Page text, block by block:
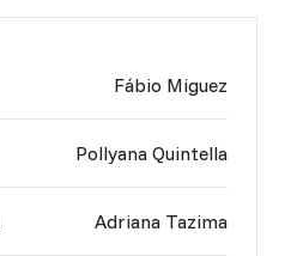
Fábio Miguez
Pollyana Quintella
Adriana Tazima